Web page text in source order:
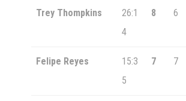
Trey Thompkins
26:1
4
8 6
Felipe Reyes
15:3
5
7 7